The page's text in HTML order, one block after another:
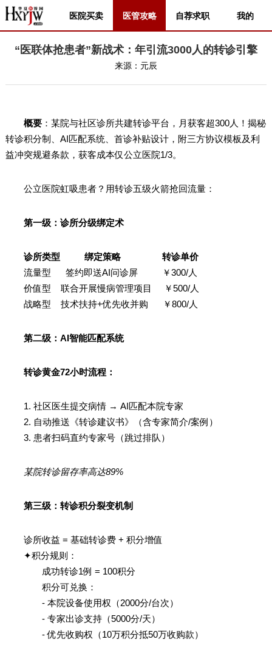
医院买卖 医管攻略 自荐求职 我的
“医联体抢患者”新战术：年引流3000人的转诊引擎
来源： 元辰
概要：某院与社区诊所共建转诊平台，月获客超300人！揭秘
转诊积分制、AI匹配系统、首诊补贴设计，附三方协议模板及利
益冲突规避条款，获客成本仅公立医院1/3。
公立医院虹吸患者？用转诊五级火箭抢回流量：
第一级：诊所分级绑定术
诊所类型 绑定策略 转诊单价
流量型 签约即送AI问诊屏 ￥300/人
价值型 联合开展慢病管理项目 ￥500/人
战略型 技术扶持+优先收并购 ￥800/人
第二级：AI智能匹配系统
转诊黄金72小时流程：
1. 社区医生提交病情 → AI匹配本院专家
2. 自动推送《转诊建议书》（含专家简介/案例）
3. 患者扫码直约专家号（跳过排队）
某院转诊留存率高达89%
第三级：转诊积分裂变机制
诊所收益 = 基础转诊费 + 积分增值
✦积分规则：
成功转诊1例 = 100积分
积分可兑换：
- 本院设备使用权（2000分/台次）
- 专家出诊支持（5000分/天）
- 优先收购权（10万积分抵50万收购款）